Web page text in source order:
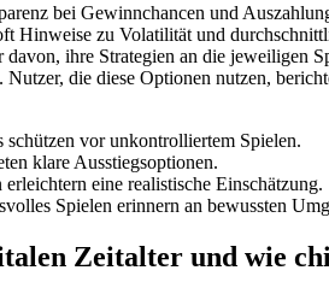
bei Gewinnchancen und
Hinweise zu Volatilität und
ihre Strategien an die jeweiligen
Nutzer, die diese Optionen nutzen,
vor unkontrolliertem Spielen.
klare Ausstiegsoptionen.
eine realistische Einschätzung.
Spielen erinnern an bewussten
Zeitalter und wie